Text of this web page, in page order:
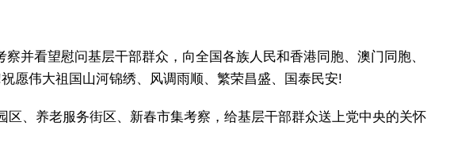
并看望慰问基层干部群众，向全国各族人民和香港同胞、澳门同胞、
愿伟大祖国山河锦绣、风调雨顺、繁荣昌盛、国泰民安!
、养老服务街区、新春市集考察，给基层干部群众送上党中央的关怀